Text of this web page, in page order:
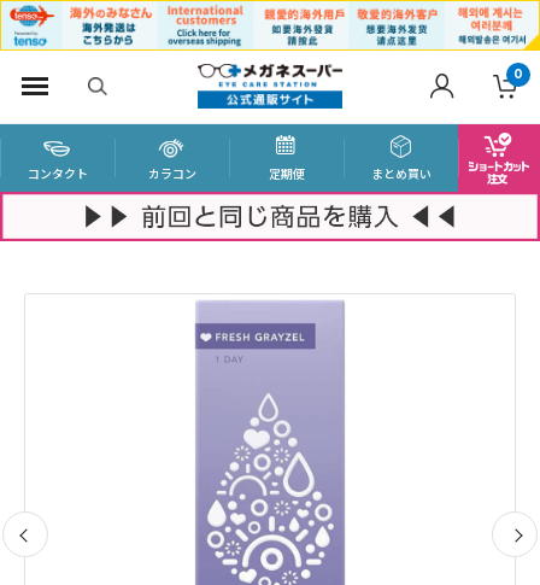
0
コンタクト カラコン 定期便 まとめ買い